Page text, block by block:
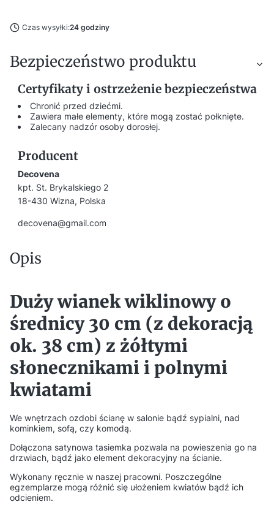
Czas wysyłki:24 godziny
Bezpieczeństwo produktu
Certyfikaty i ostrzeżenie bezpieczeństwa
Chronić przed dziećmi.
Zawiera małe elementy, które mogą zostać połknięte.
Zalecany nadzór osoby dorosłej.
Producent
Decovena
kpt. St. Brykalskiego 2
18-430 Wizna, Polska
decovena@gmail.com
Opis
Duży wianek wiklinowy o
średnicy 30 cm (z dekoracją
ok. 38 cm) z żółtymi
słonecznikami i polnymi
kwiatami
We wnętrzach ozdobi ścianę w salonie bądź sypialni, nad
kominkiem, sofą, czy komodą.
Dołączona satynowa tasiemka pozwala na powieszenia go na
drzwiach, bądź jako element dekoracyjny na ścianie.
Wykonany ręcznie w naszej pracowni. Poszczególne
egzemplarze mogą różnić się ułożeniem kwiatów bądź ich
odcieniem.